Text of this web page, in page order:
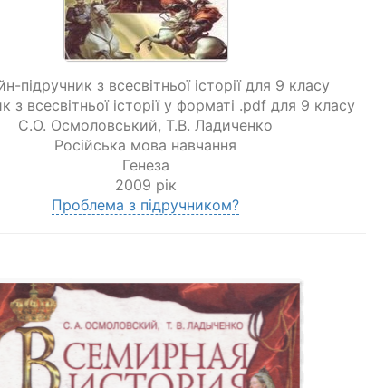
підручник з всесвітньої історії для 9 класу
з всесвітньої історії у форматі .pdf для 9 класу
С.О. Осмоловський, Т.В. Ладиченко
Російська мова навчання
Генеза
2009 рік
Проблема з підручником?